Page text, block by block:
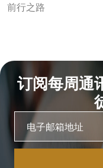
前行之路
订阅每周通